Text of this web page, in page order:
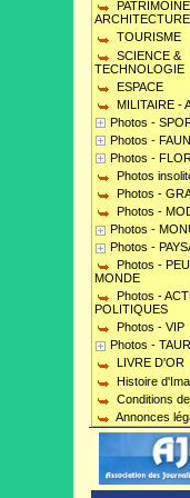
ARCHITECTURE
TOURISME
SCIENCE &
TECHNOLOGIE
ESPACE
MILITAIRE -
Photos -
Photos -
Photos -
Photos
Photos -
Photos -
Photos -
Photos -
Photos -
MONDE
Photos -
POLITIQUES
Photos - VIP
Photos -
LIVRE D'OR
Histoire
Conditions
Annonces